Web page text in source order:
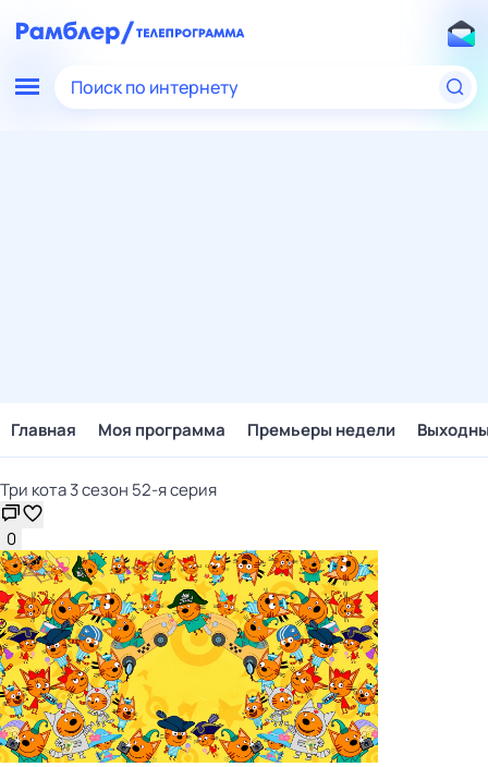
Поиск по интернету
Главная Моя программа Премьеры недели
Три кота 3 сезон 52-я серия
0